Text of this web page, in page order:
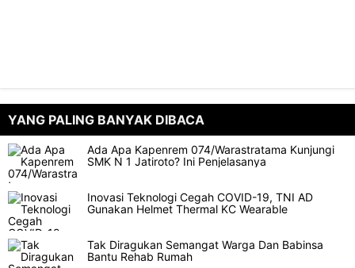
YANG PALING BANYAK DIBACA
Ada Apa Kapenrem 074/Warastratama Kunjungi
SMK N 1 Jatiroto? Ini Penjelasanya
Inovasi Teknologi Cegah COVID-19, TNI AD
Gunakan Helmet Thermal KC Wearable
Tak Diragukan Semangat Warga Dan Babinsa
Bantu Rehab Rumah